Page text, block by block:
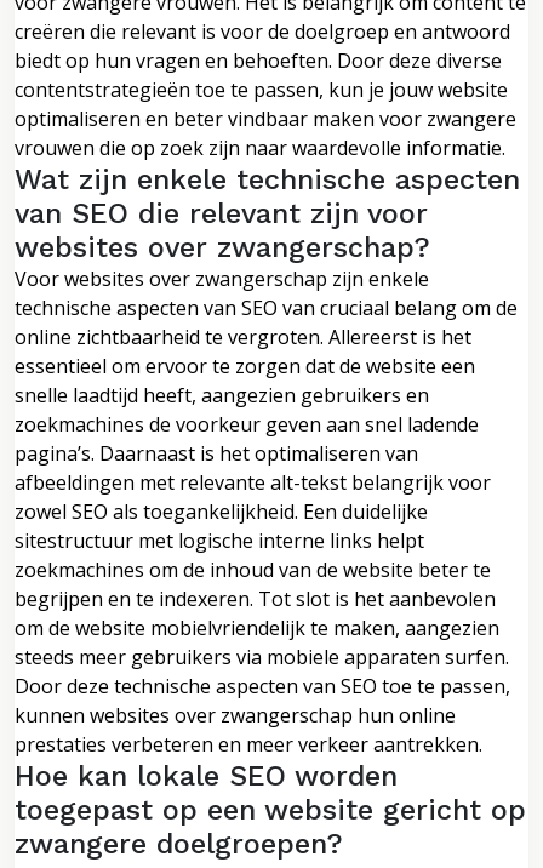
creëren die relevant is voor de doelgroep en antwoord
biedt op hun vragen en behoeften. Door deze diverse
contentstrategieën toe te passen, kun je jouw website
optimaliseren en beter vindbaar maken voor zwangere
vrouwen die op zoek zijn naar waardevolle informatie.
Wat zijn enkele technische aspecten
van SEO die relevant zijn voor
websites over zwangerschap?
Voor websites over zwangerschap zijn enkele
technische aspecten van SEO van cruciaal belang om de
online zichtbaarheid te vergroten. Allereerst is het
essentieel om ervoor te zorgen dat de website een
snelle laadtijd heeft, aangezien gebruikers en
zoekmachines de voorkeur geven aan snel ladende
pagina’s. Daarnaast is het optimaliseren van
afbeeldingen met relevante alt-tekst belangrijk voor
zowel SEO als toegankelijkheid. Een duidelijke
sitestructuur met logische interne links helpt
zoekmachines om de inhoud van de website beter te
begrijpen en te indexeren. Tot slot is het aanbevolen
om de website mobielvriendelijk te maken, aangezien
steeds meer gebruikers via mobiele apparaten surfen.
Door deze technische aspecten van SEO toe te passen,
kunnen websites over zwangerschap hun online
prestaties verbeteren en meer verkeer aantrekken.
Hoe kan lokale SEO worden
toegepast op een website gericht op
zwangere doelgroepen?